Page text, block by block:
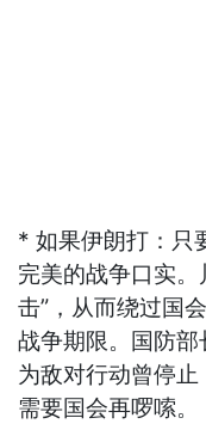
* 如果伊朗打：只
完美的战争口实
击”，从而绕过国
战争期限。国防
为敌对行动曾停止
需要国会再啰嗦。